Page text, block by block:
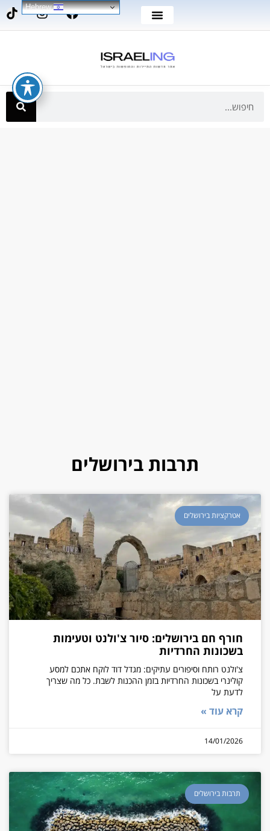
תרבות בירושלים
אטרקציות בירושלים
חורף חם בירושלים: סיור צ'ולנט וטעימות
בשכונות החרדיות
צ'ולנט רותח וסיפורים עתיקים: מגדל דוד לוקח אתכם למסע
קולינרי בשכונות החרדיות בזמן ההכנות לשבת. כל מה שצריך
לדעת על
קרא עוד »
14/01/2026
תרבות בירושלים
Hebrew